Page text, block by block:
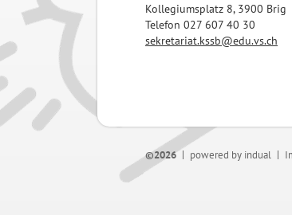
Kollegiumsplatz 8, 3900 Brig
Telefon 027 607 40 30
sekretariat.kssb@edu.vs.ch
©2026 powered by indual